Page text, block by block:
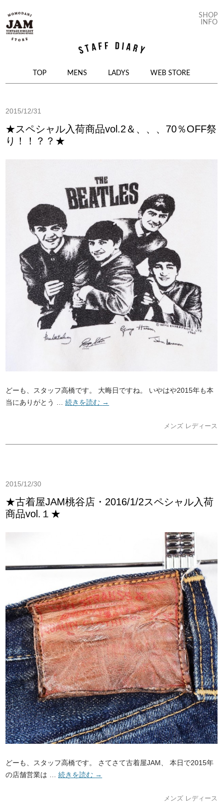
SHOP
INFO
コンテンツへ移動
TOP MENS LADYS WEB STORE
2015/12/31
★スペシャル入荷商品vol.2＆、、、70％OFF祭
り！！？？★
どーも、スタッフ高橋です。 大晦日ですね。 いやはや2015年も本
当にありがとう …続きを読む →
メンズ レディース
2015/12/30
★古着屋JAM桃谷店・2016/1/2スペシャル入荷
商品vol.１★
どーも、スタッフ高橋です。 さてさて古着屋JAM、 本日で2015年
の店舗営業は …続きを読む →
メンズ レディース